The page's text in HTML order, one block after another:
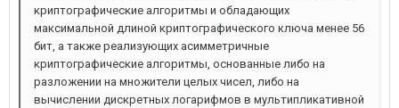
криптографические алгоритмы и обладающих
максимальной длиной криптографического ключа менее 56
бит, а также реализующих асимметричные
криптографические алгоритмы, основанные либо на
разложении на множители целых чисел, либо на
вычислении дискретных логарифмов в мультипликативной